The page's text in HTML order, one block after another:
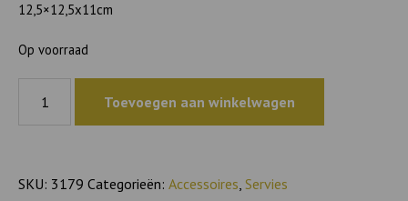
12,5×12,5x11cm
Op voorraad
Lush
Toevoegen aan winkelwagen
SKU: 3179 Categorieën: Accessoires, Servies